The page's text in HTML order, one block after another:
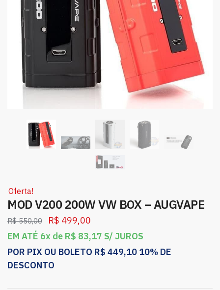
Oferta!
MOD V200 200W VW BOX – AUGVAPE
R$550,00 R$ 499,00
EM ATÉ 6x de R$ 83,17 S/ JUROS
POR PIX OU BOLETO R$ 449,10 10% DE
DESCONTO